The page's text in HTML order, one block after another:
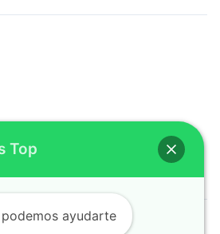
Top
ayudarte